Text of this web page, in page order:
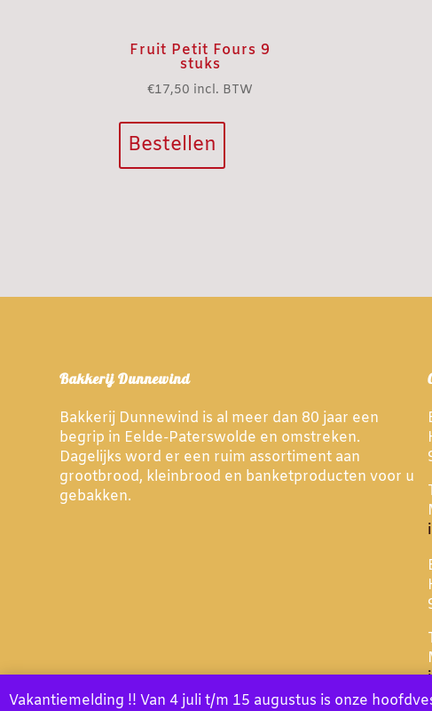
Vakantiemelding !! Van 4 juli t/m 15 augustus is onze
Fruit Petit Fours 9
stuks
€17,50 incl. BTW
Bestellen
Bakkerij Dunnewind
Bakkerij Dunnewind is al meer dan 80 jaar een
begrip in Eelde-Paterswolde en omstreken.
Dagelijks word er een ruim assortiment aan
grootbrood, kleinbrood en banketproducten voor u
gebakken.